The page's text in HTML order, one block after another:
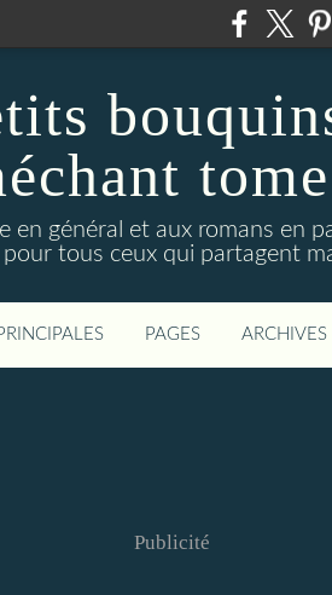
en général et aux romans en
tous ceux qui partagent
PAGES ARCHIVES
Publicité